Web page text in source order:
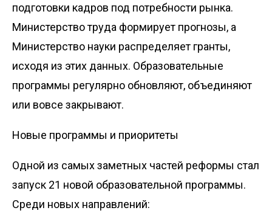
подготовки кадров под потребности рынка.
Министерство труда формирует прогнозы, а
Министерство науки распределяет гранты,
исходя из этих данных. Образовательные
программы регулярно обновляют, объединяют
или вовсе закрывают.
Новые программы и приоритеты
Одной из самых заметных частей реформы стал
запуск 21 новой образовательной программы.
Среди новых направлений: